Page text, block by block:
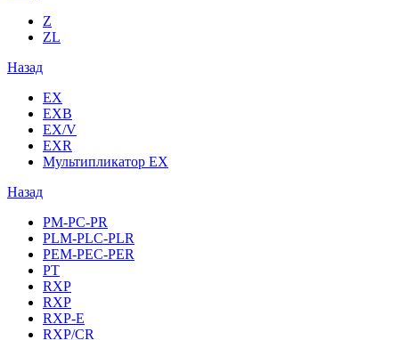
Z
ZL
Назад
EX
EXB
EX/V
EXR
Мультипликатор EX
Назад
PM-PC-PR
PLM-PLC-PLR
PEM-PEC-PER
PT
RXP
RXP
RXP-E
RXP/CR